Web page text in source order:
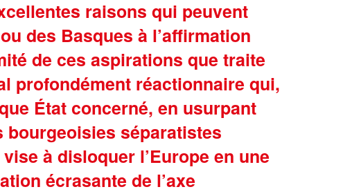
raisons qui peuvent
des Basques à l’affirmation
de ces aspirations que traite
profondément réactionnaire qui,
État concerné, en usurpant
bourgeoisies séparatistes
à disloquer l’Europe en une
écrasante de l’axe